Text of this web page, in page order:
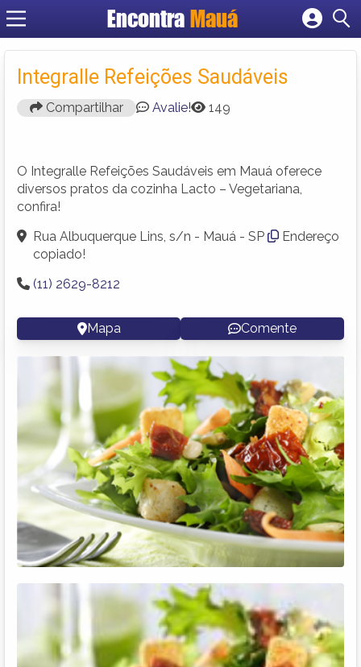
EncontraMauá
Criar conta
Integralle Refeições Saudáveis
Compartilhar Avalie! 149
O Integralle Refeições Saudáveis em Mauá oferece
diversos pratos da cozinha Lacto – Vegetariana,
confira!
Rua Albuquerque Lins, s/n - Mauá - SP
Endereço
copiado!
(11) 2629-8212
Mapa Comente